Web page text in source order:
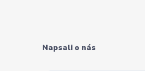
Napsali o nás